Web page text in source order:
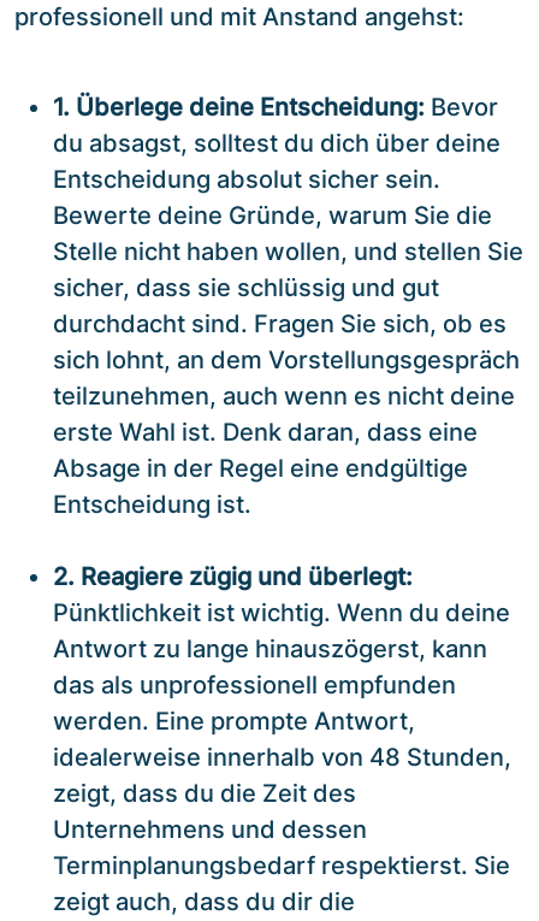
professionell und mit Anstand angehst:
1. Überlege deine Entscheidung: Bevor
du absagst, solltest du dich über deine
Entscheidung absolut sicher sein.
Bewerte deine Gründe, warum Sie die
Stelle nicht haben wollen, und stellen Sie
sicher, dass sie schlüssig und gut
durchdacht sind. Fragen Sie sich, ob es
sich lohnt, an dem Vorstellungsgespräch
teilzunehmen, auch wenn es nicht deine
erste Wahl ist. Denk daran, dass eine
Absage in der Regel eine endgültige
Entscheidung ist.
2. Reagiere zügig und überlegt:
Pünktlichkeit ist wichtig. Wenn du deine
Antwort zu lange hinauszögerst, kann
das als unprofessionell empfunden
werden. Eine prompte Antwort,
idealerweise innerhalb von 48 Stunden,
zeigt, dass du die Zeit des
Unternehmens und dessen
Terminplanungsbedarf respektierst. Sie
zeigt auch, dass du dir die